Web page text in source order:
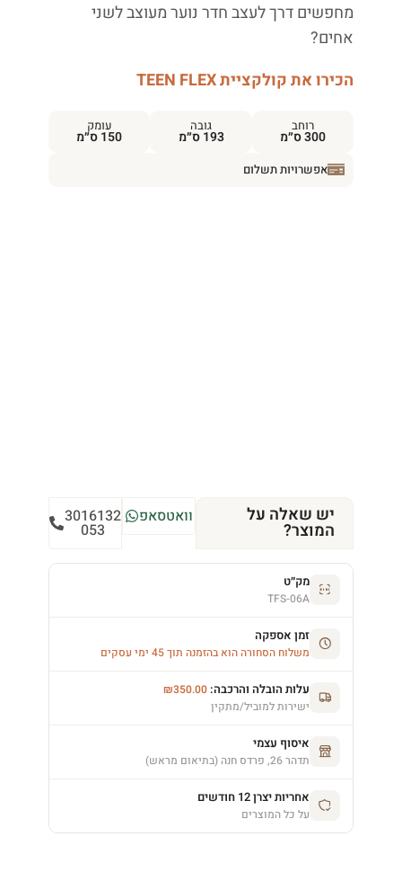
מחפשים דרך לעצב חדר נוער מעוצב לשני
אחים?
הכירו את קולקציית TEEN FLEX
רוחב
300 ס״מ
גובה
193 ס״מ
עומק
150 ס״מ
אפשרויות תשלום
יש שאלה על
המוצר?
וואטסאפ 3016132
053
מק״ט
TFS-06A
זמן אספקה
משלוח הסחורה הוא בהזמנה תוך 45 ימי עסקים
עלות הובלה והרכבה: ₪350.00
ישירות למוביל/מתקין
איסוף עצמי
תדהר 26, פרדס חנה (בתיאום מראש)
אחריות יצרן 12 חודשים
על כל המוצרים